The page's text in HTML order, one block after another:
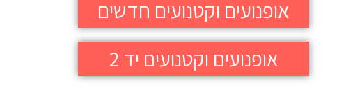
אופנועים וקטנועים חדשים
אופנועים וקטנועים יד 2